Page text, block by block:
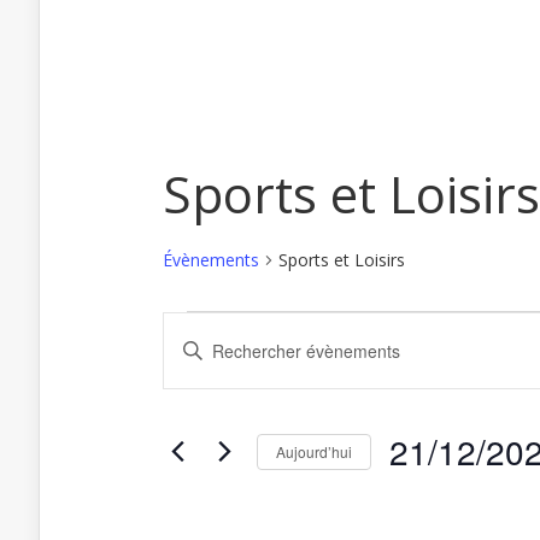
Sports et Loisirs
Évènements Sports et Loisirs
Évènements
et
navigation
vues
Évènements
Saisir
mot-
Rechercher
mot- Aujourd’hui 21/12/